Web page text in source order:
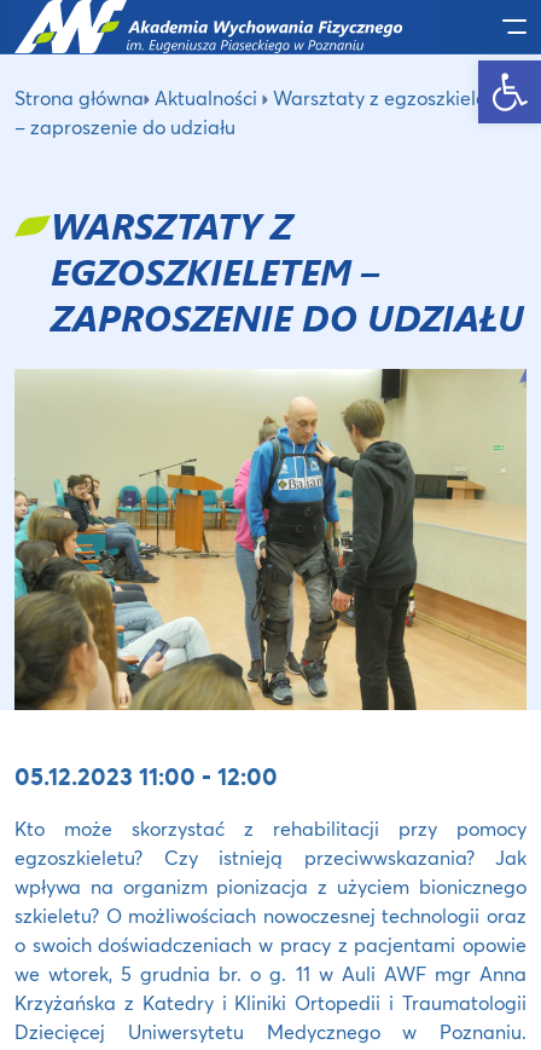
Otwórz pasek narzędzi
Strona główna Aktualności
Warsztaty z egzoszkieletem
– zaproszenie do udziału
WARSZTATY Z
EGZOSZKIELETEM –
ZAPROSZENIE DO UDZIAŁU
05.12.2023 11:00 - 12:00
Kto może skorzystać z rehabilitacji przy pomocy
egzoszkieletu? Czy istnieją przeciwwskazania? Jak
wpływa na organizm pionizacja z użyciem bionicznego
szkieletu? O możliwościach nowoczesnej technologii oraz
o swoich doświadczeniach w pracy z pacjentami opowie
we wtorek, 5 grudnia br. o g. 11 w Auli AWF mgr Anna
Krzyżańska z Katedry i Kliniki Ortopedii i Traumatologii
Dziecięcej Uniwersytetu Medycznego w Poznaniu.